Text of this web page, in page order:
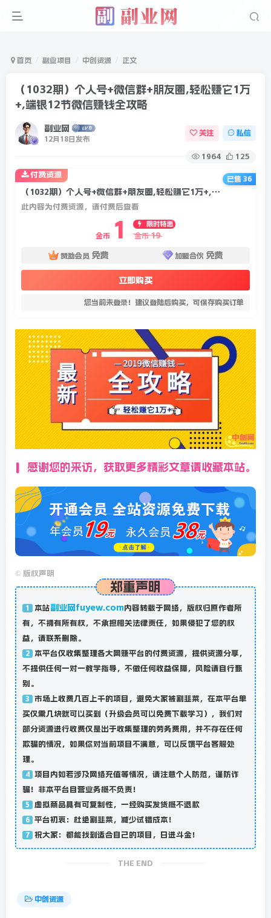
首页 副业项目 中创资源 正文
（1032期）个人号+微信群+朋友圈,轻松赚它1万
+,端银12节微信赚钱全攻略
副业网
12月18日发布
关注 私信
1964 125
（1032期）个人号+微信群+朋友圈,轻松赚它1万+,端银12节微信赚钱全攻略
此内容为付费资源，请付费后查看
金币 1
限时特惠
金币 19
赞助会员 免费 加盟合伙 免费
立即购买
您当前未登录！建议登陆后购买，可保存购买订单
付费资源
已售 36
感谢您的来访，获取更多精彩文章请收藏本站。
© 版权声明
郑重声明
1 本站副业网fuyew.com内容转载于网络，版权归原作者所
有，不拥有所有权，不承担相关法律责任，如果侵犯了您的权
益，请联系删除。
2 本平台仅收集整理各大网赚平台的付费资源，提供资源分享，
不提供任何一对一教学指导，不做任何收益保障，风险请自行甄
别。
3 市场上收费几百上千的项目，避免大家被割韭菜，在本平台单
买仅需几块就可以买到（升级会员可以免费下载学习），我们对
部分资源进行收费仅是出于收集整理的劳务费用，并不存在任何
欺骗的情况，如果你对当前项目不满意，可以反馈平台客服处
理。
4 项目内如若涉及网络充值等情况，请注意个人防范，谨防诈
骗！非本平台自营业务概不负责！
5 虚拟商品具有可复制性，一经购买发货概不退款
6 平台初衷：杜绝割韭菜，减少试错成本！
7 祝大家：都能找到适合自己的项目，日进斗金！
THE END
中创资源